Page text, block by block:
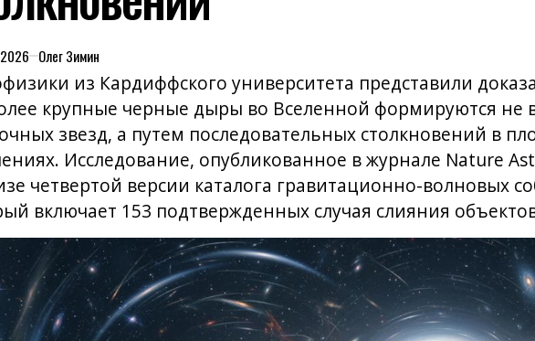
Олег Зимин
из Кардиффского университета представили
крупные черные дыры во Вселенной формируются не в
звезд, а путем последовательных столкновений в
Исследование, опубликованное в журнале Nature
четвертой версии каталога гравитационно-волновых
включает 153 подтвержденных случая слияния